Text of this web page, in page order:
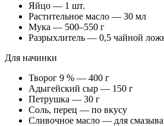
Яйцо — 1 шт.
Растительное масло — 30 мл
Мука — 500–550 г
Разрыхлитель — 0,5 чайной
Для начинки
Творог 9 % — 400 г
Адыгейский сыр — 150 г
Петрушка — 30 г
Соль, перец — по вкусу
Сливочное масло — для